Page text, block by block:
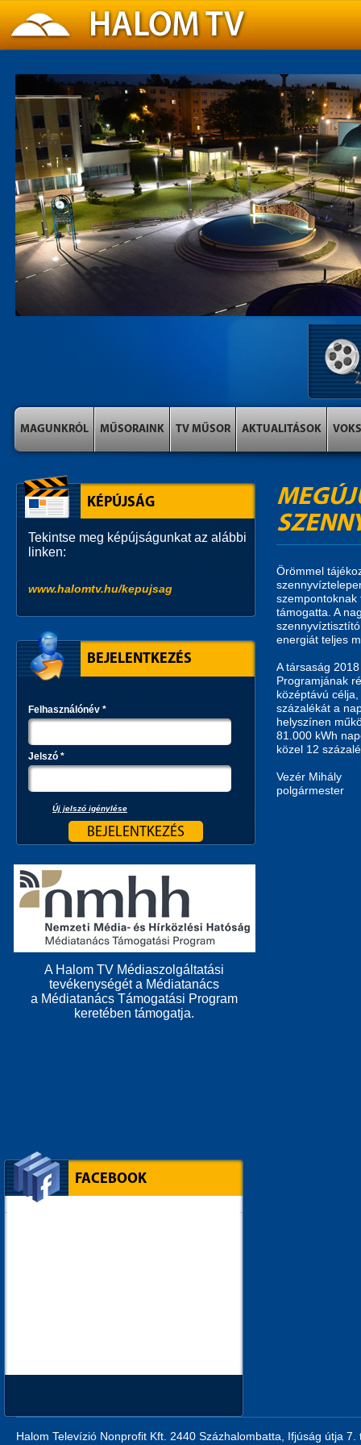
MAGUNKRÓL MŰSORAINK TV MŰSOR AKTUALITÁSOK VOKS
Örömmel
szempontoknak
támogatta. A
energiát teljes
A társaság
Programjának
középtávú
százalékát a
helyszínen
81.000 kWh
közel 12
Vezér Mihály
polgármester
KÉPÚJSÁG
Tekintse meg képújságunkat az alábbi
linken:
www.halomtv.hu/kepujsag
BEJELENTKEZÉS
Felhasználónév *
Jelszó *
Új jelszó igénylése
A Halom TV Médiaszolgáltatási
tevékenységét a Médiatanács
a Médiatanács Támogatási Program
keretében támogatja.
FACEBOOK
Halom Televízió Nonprofit Kft. 2440 Százhalombatta, Ifjúság útja